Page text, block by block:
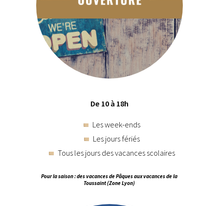
De 10 à 18h
Les week-ends
Les jours fériés
Tous les jours des vacances scolaires
Pour la saison : des vacances de Pâques aux vacances de la
Toussaint (Zone Lyon)